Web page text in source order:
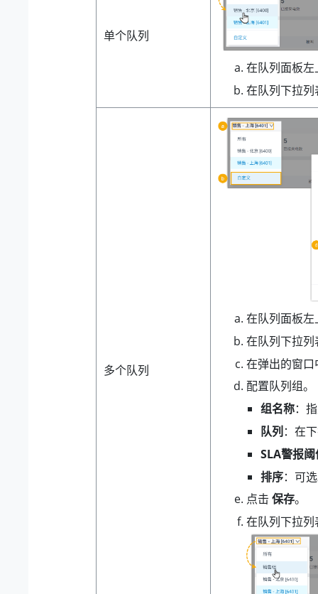
单个队列
在队列面板
在队列下拉
多个队列
在队列面板
在队列下拉
在弹出的窗
配置队列组。
组名称：
队列 ：在
SLA警报
排序：可
点击 保存。
在队列下拉